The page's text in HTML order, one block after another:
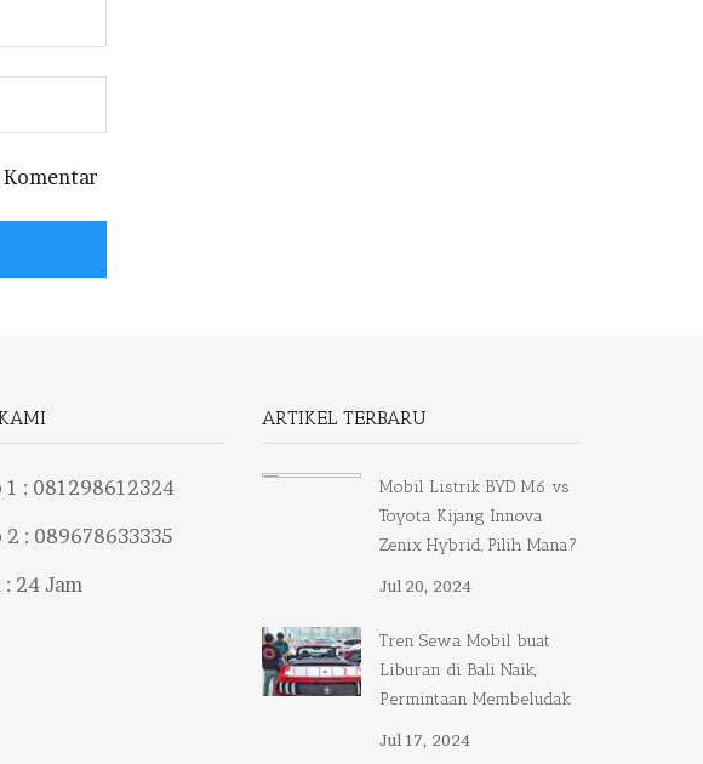
: 081298612324
2 : 089678633335
24 Jam
ARTIKEL TERBARU
Mobil Listrik BYD M6 vs
Toyota Kijang Innova
Zenix Hybrid, Pilih Mana?
Jul 20, 2024
Tren Sewa Mobil buat
Liburan di Bali Naik,
Permintaan Membeludak
Jul 17, 2024